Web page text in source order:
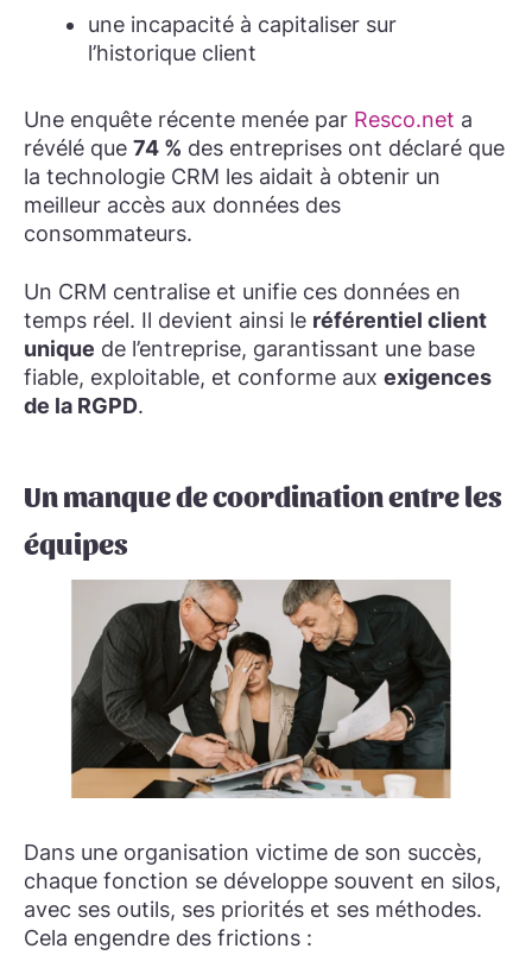
une incapacité à capitaliser sur
l’historique client
Une enquête récente menée par Resco.net a
révélé que 74 % des entreprises ont déclaré que
la technologie CRM les aidait à obtenir un
meilleur accès aux données des
consommateurs.
Un CRM centralise et unifie ces données en
temps réel. Il devient ainsi le référentiel client
unique de l’entreprise, garantissant une base
fiable, exploitable, et conforme aux exigences
de la RGPD.
Un manque de coordination entre les
équipes
Dans une organisation victime de son succès,
chaque fonction se développe souvent en silos,
avec ses outils, ses priorités et ses méthodes.
Cela engendre des frictions :